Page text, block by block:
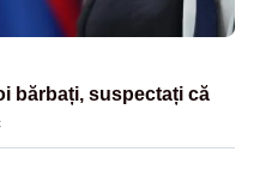
bărbați, suspectați că